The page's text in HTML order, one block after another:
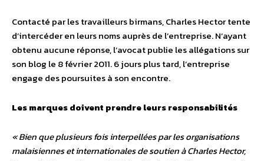
Contacté par les travailleurs birmans, Charles Hector tente
d’intercéder en leurs noms auprès de l’entreprise. N’ayant
obtenu aucune réponse, l’avocat publie les allégations sur
son blog le 8 février 2011. 6 jours plus tard, l’entreprise
engage des poursuites à son encontre.
Les marques doivent prendre leurs responsabilités
« Bien que plusieurs fois interpellées par les organisations
malaisiennes et internationales de soutien à Charles Hector,